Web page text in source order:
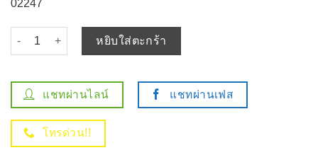
02247
จำนวน คอยล์จุดระเบิด TOYOTA CAMRY / FORTUNER / VIGO /
หยิบใส่ตะกร้า
แชทผ่านไลน์ แชทผ่านเฟส
โทรด่วน!!